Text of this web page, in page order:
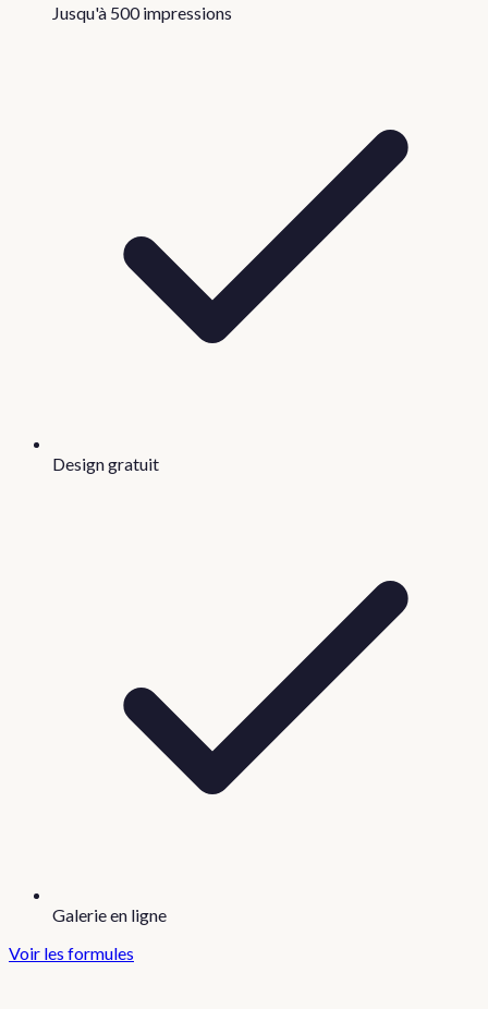
Jusqu'à 500 impressions
Design gratuit
Galerie en ligne
Voir les formules